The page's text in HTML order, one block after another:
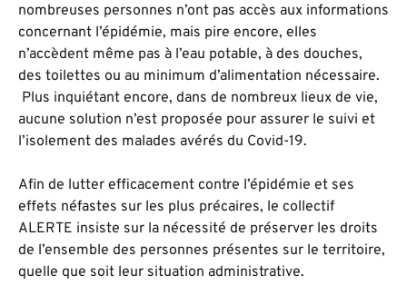
nombreuses personnes n’ont pas accès aux informations
concernant l’épidémie, mais pire encore, elles
n’accèdent même pas à l’eau potable, à des douches,
des toilettes ou au minimum d’alimentation nécessaire.
Plus inquiétant encore, dans de nombreux lieux de vie,
aucune solution n’est proposée pour assurer le suivi et
l’isolement des malades avérés du Covid-19.
Afin de lutter efficacement contre l’épidémie et ses
effets néfastes sur les plus précaires, le collectif
ALERTE insiste sur la nécessité de préserver les droits
de l’ensemble des personnes présentes sur le territoire,
quelle que soit leur situation administrative.